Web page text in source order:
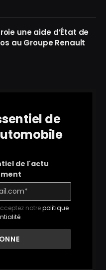
une aide d’État de
au Groupe Renault
de
de l'actu
notrepolitique
.